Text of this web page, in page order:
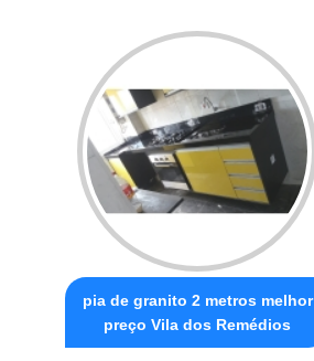
pia de granito 2 metros melhor
preço Vila dos Remédios